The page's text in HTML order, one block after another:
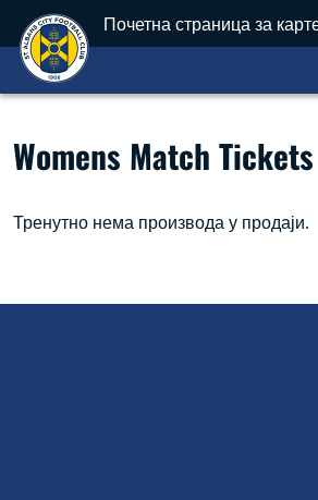
Почетна страница за
Womens Match Tickets
Тренутно нема производа у продаји.